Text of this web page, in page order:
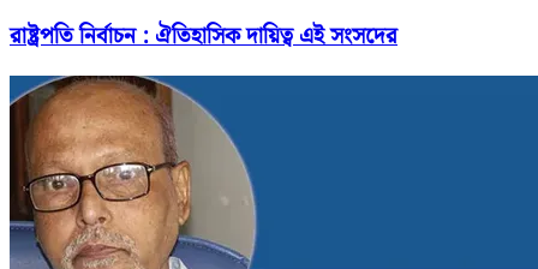
রাষ্ট্রপতি নির্বাচন : ঐতিহাসিক দায়িত্ব এই সংসদের